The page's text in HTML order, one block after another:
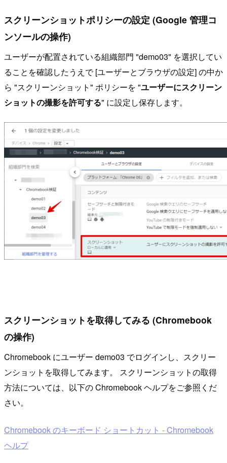
スクリーンショットポリシーの設定 (Google 管理コ
ンソールの操作)
ユーザーが配置されている組織部門 "demo03" を選択してい
ることを確認したうえで [ユーザーとブラウザの設定] の中か
ら "スクリーンショット" ポリシーを "ユーザーにスクリーン
ショットの撮影を許可する" に設定し保存します。
スクリーンショットを取得してみる (Chromebook
の操作)
Chromebook にユーザー demo03 でログインし、スクリー
ンショットを取得してみます。 スクリーンショットの取得
方法については、以下の Chromebook ヘルプをご参照くだ
さい。
Chromebook のキーボード ショートカット - Chromebook
ヘルプ